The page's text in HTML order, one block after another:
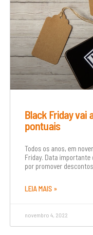
Black Friday vai
pontuais
Todos os anos, em
Friday. Data
por promover
LEIA MAIS »
novembro 4, 2022